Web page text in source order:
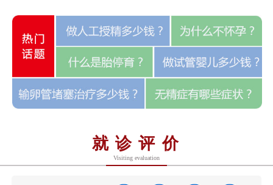
就诊评价
Visiting evaluation